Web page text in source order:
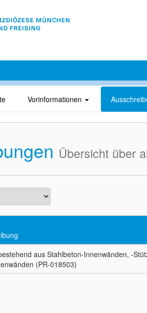
Vorinformationen
Übersicht über
aus Stahlbeton-Innenwänden, -
(PR-018503)